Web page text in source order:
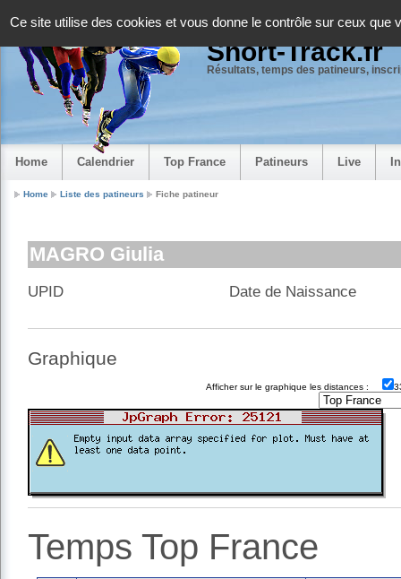
Ce site utilise des cookies et vous donne le contrôle sur ceux que
Short-Track.fr
Résultats, temps des patineurs,
Home Calendrier Top France Patineurs Live
Home Liste des patineurs Fiche patineur
MAGRO Giulia
UPID Date de Naissance
Graphique
Afficher sur le graphique les distances :
Temps Top France